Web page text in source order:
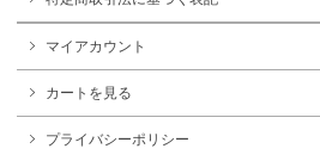
マイアカウント
カートを見る
プライバシーポリシー